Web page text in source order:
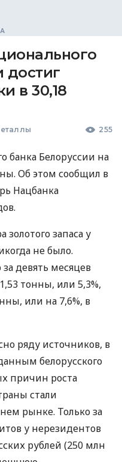
достиг
в 30,18
255
банка Белоруссии на
Об этом сообщил в
Нацбанка
золотого запаса у
не было.
девять месяцев
тонны, или 5,3%,
или на 7,6%, в
ряду источников, в
белорусского
причин роста
стали
рынке. Только за
у нерезидентов
рублей (250 млн